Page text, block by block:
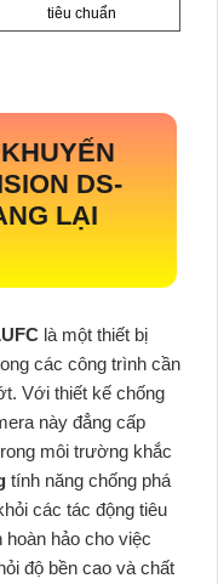
tiêu chuẩn
DS-
LẠI
là một thiết bị
các công trình cần
Với thiết kế chống
này đẳng cấp
môi trường khắc
tính năng chống phá
các tác động tiêu
hảo cho việc
độ bền cao và chất